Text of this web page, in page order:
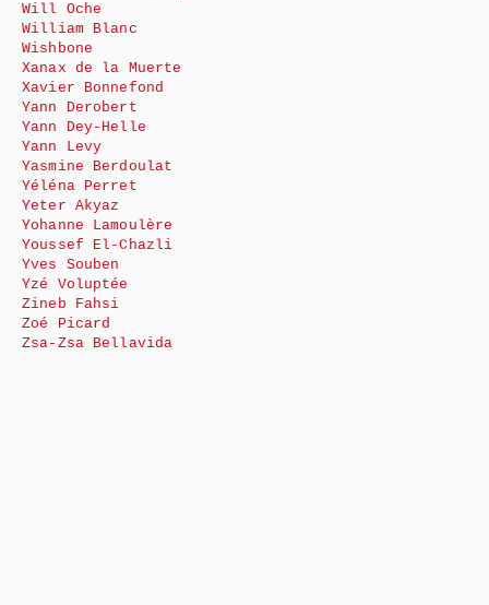
Will Oche
William Blanc
Wishbone
Xanax de la Muerte
Xavier Bonnefond
Yann Derobert
Yann Dey-Helle
Yann Levy
Yasmine Berdoulat
Yéléna Perret
Yeter Akyaz
Yohanne Lamoulère
Youssef El-Chazli
Yves Souben
Yzé Voluptée
Zineb Fahsi
Zoé Picard
Zsa-Zsa Bellavida